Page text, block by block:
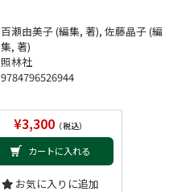
百瀬由美子 (編集, 著), 佐藤晶子 (編
集, 著)
照林社
9784796526944
¥3,300（税込）
カートに入れる
お気に入りに追加